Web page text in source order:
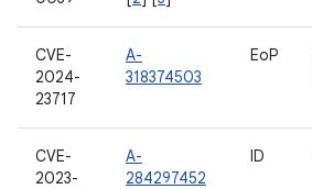
CVE-
2024-
23717
A-
318374503
EoP
CVE-
2023-
A-
284297452
ID